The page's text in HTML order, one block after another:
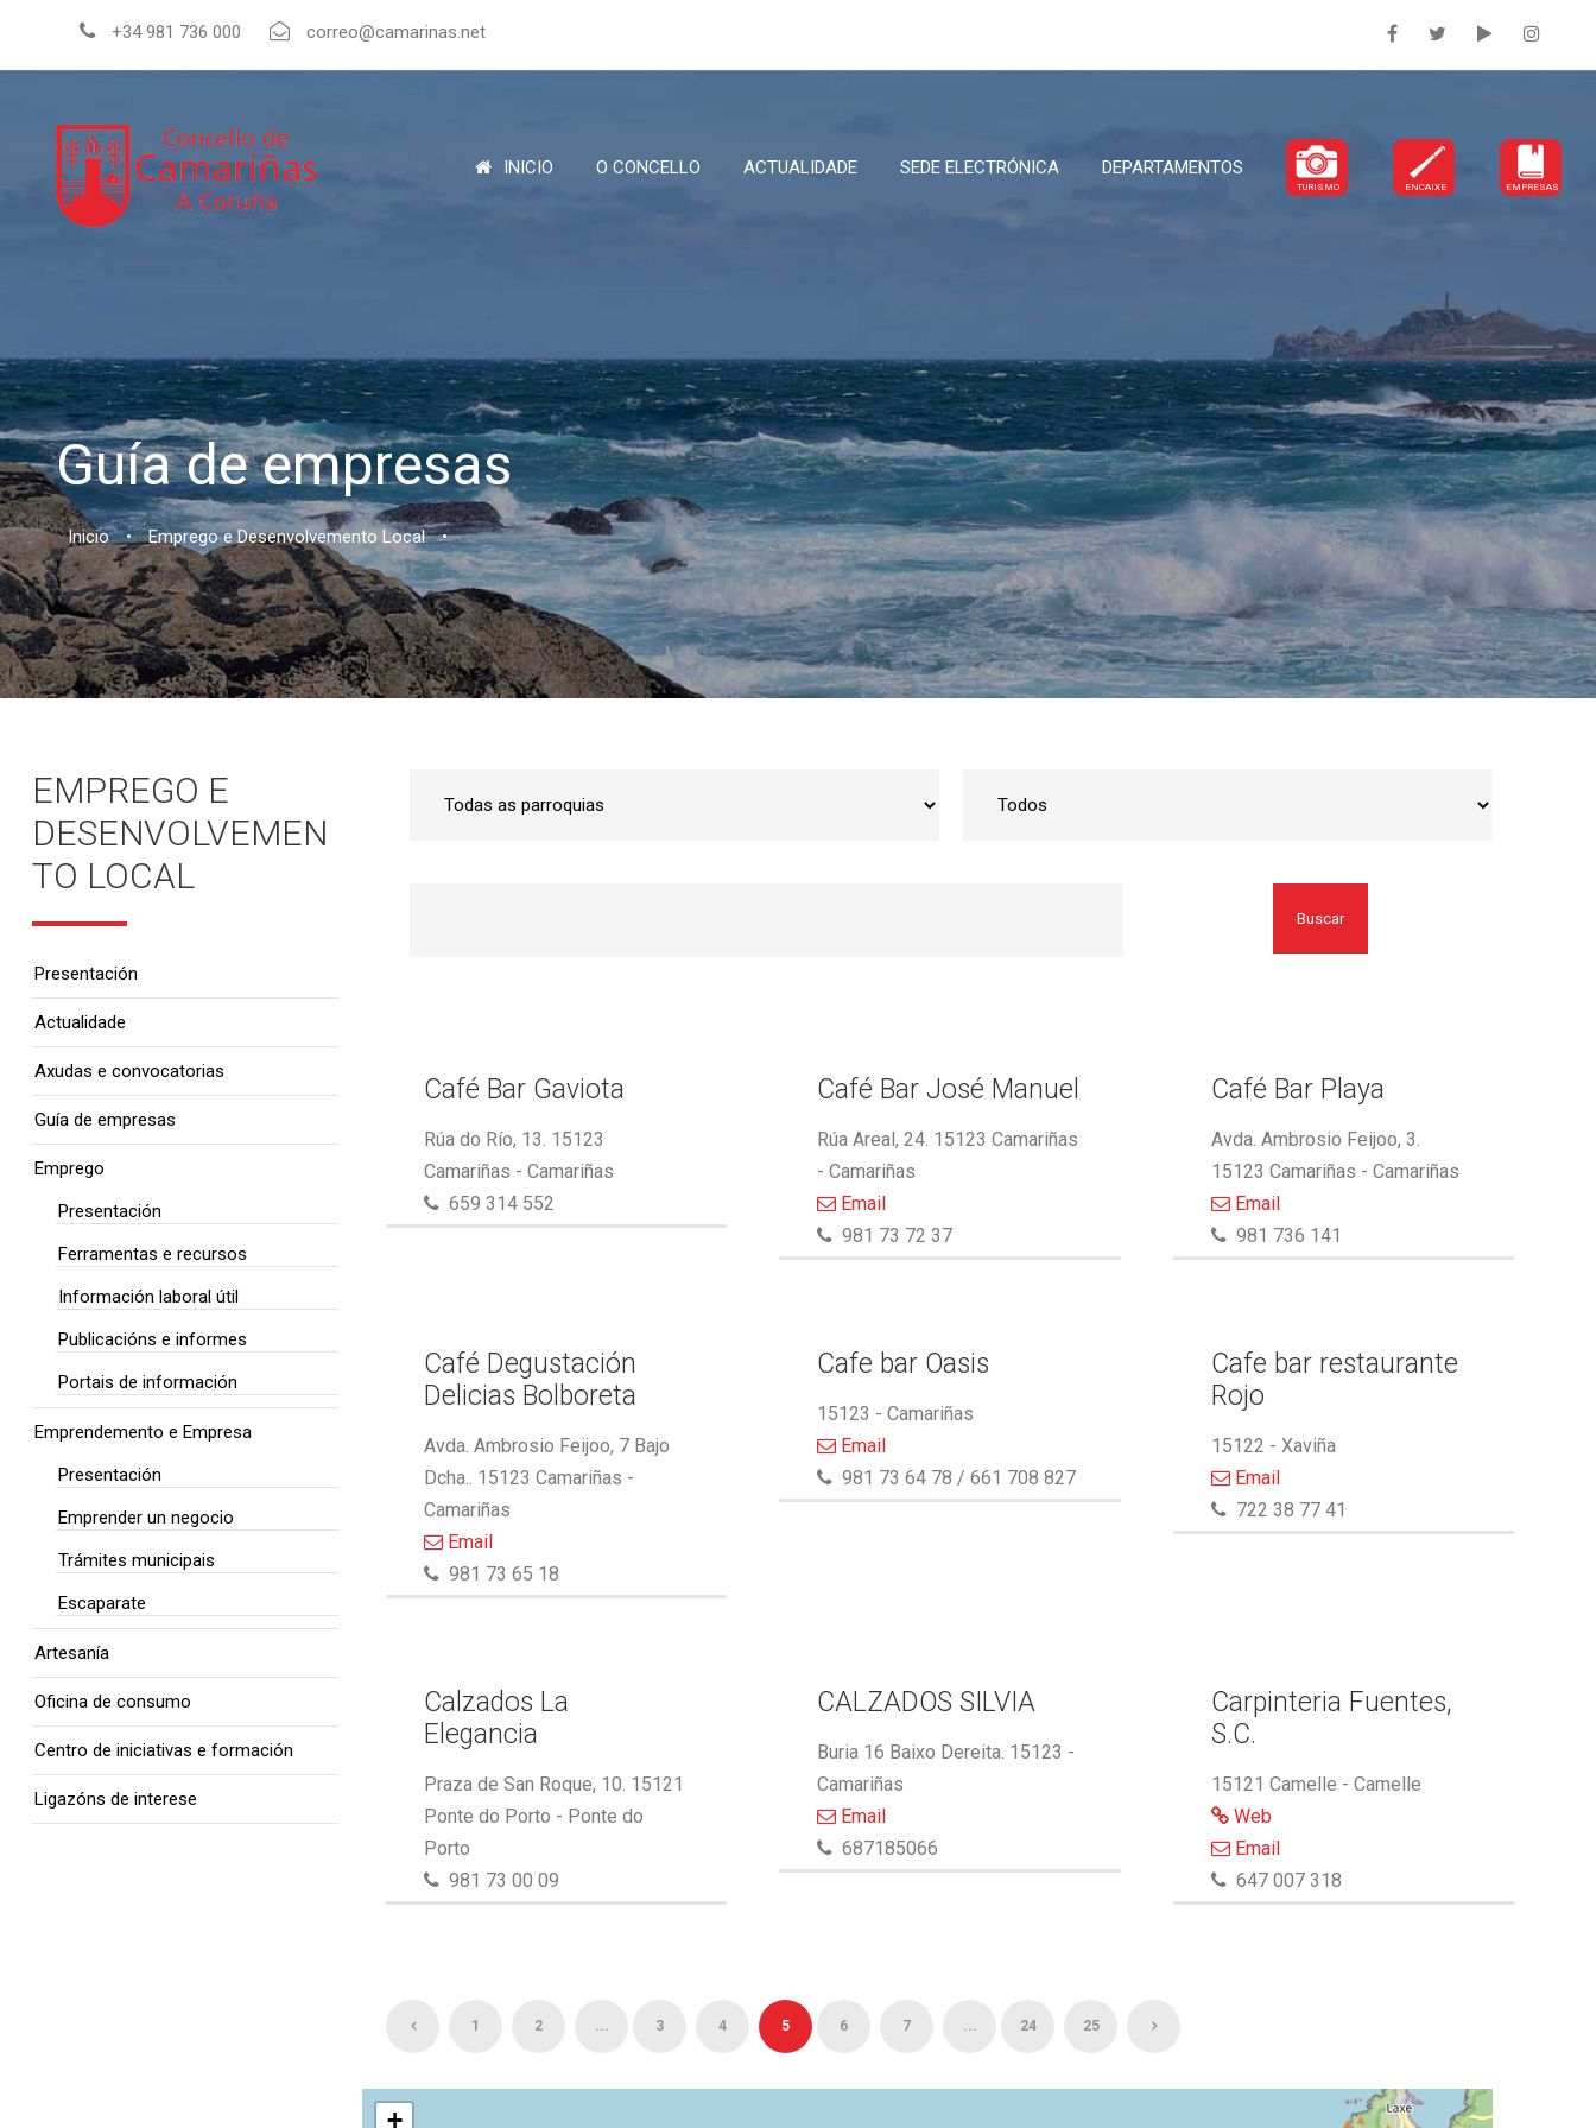
+34 981 736 000 correo@camarinas.net
INICIO O CONCELLO ACTUALIDADE SEDE ELECTRÓNICA DEPARTAMENTOS
TURISMO ENCAIXE EMPRESAS
Guía de empresas
Inicio • Emprego e Desenvolvemento Local •
Buscar
Café Bar Gaviota
Rúa do Río, 13. 15123
Camariñas - Camariñas
659 314 552
Café Bar José Manuel
Rúa Areal, 24. 15123 Camariñas
- Camariñas
Email
981 73 72 37
Café Bar Playa
Avda. Ambrosio Feijoo, 3.
15123 Camariñas - Camariñas
Email
981 736 141
Café Degustación
Delicias Bolboreta
Avda. Ambrosio Feijoo, 7 Bajo
Dcha.. 15123 Camariñas -
Camariñas
Email
981 73 65 18
Cafe bar Oasis
15123 - Camariñas
Email
981 73 64 78 / 661 708 827
Cafe bar restaurante
Rojo
15122 - Xaviña
Email
722 38 77 41
Calzados La
Elegancia
Praza de San Roque, 10. 15121
Ponte do Porto - Ponte do
Porto
981 73 00 09
CALZADOS SILVIA
Buria 16 Baixo Dereita. 15123 -
Camariñas
Email
687185066
Carpinteria Fuentes,
S.C.
15121 Camelle - Camelle
Web
Email
647 007 318
1 2 ... 3 4 5 6 7 ... 24 25
+
EMPREGO E
DESENVOLVEMEN
TO LOCAL
Presentación
Actualidade
Axudas e convocatorias
Guía de empresas
Emprego
Presentación
Ferramentas e recursos
Información laboral útil
Publicacións e informes
Portais de información
Emprendemento e Empresa
Presentación
Emprender un negocio
Trámites municipais
Escaparate
Artesanía
Oficina de consumo
Centro de iniciativas e formación
Ligazóns de interese